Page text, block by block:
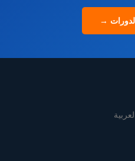
→